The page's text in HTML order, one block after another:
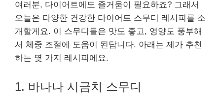
여러분, 다이어트에도 즐거움이 필요하죠? 그래서
오늘은 다양한 건강한 다이어트 스무디 레시피를 소
개할게요. 이 스무디들은 맛도 좋고, 영양도 풍부해
서 체중 조절에 도움이 된답니다. 아래는 제가 추천
하는 몇 가지 레시피에요.
1. 바나나 시금치 스무디